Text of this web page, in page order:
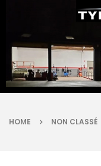
HOME NON CLASSÉ